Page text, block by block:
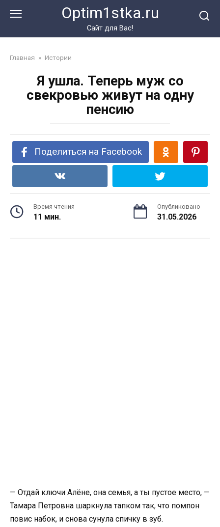
Optim1stka.ru
Сайт для Вас!
Главная » Истории
Я ушла. Теперь муж со
свекровью живут на одну
пенсию
Поделиться на Facebook
Время чтения
11 мин.
Опубликовано
31.05.2026
— Отдай ключи Алёне, она семья, а ты пустое место, —
Тамара Петровна шаркнула тапком так, что помпон
повис набок, и снова сунула спичку в зуб.